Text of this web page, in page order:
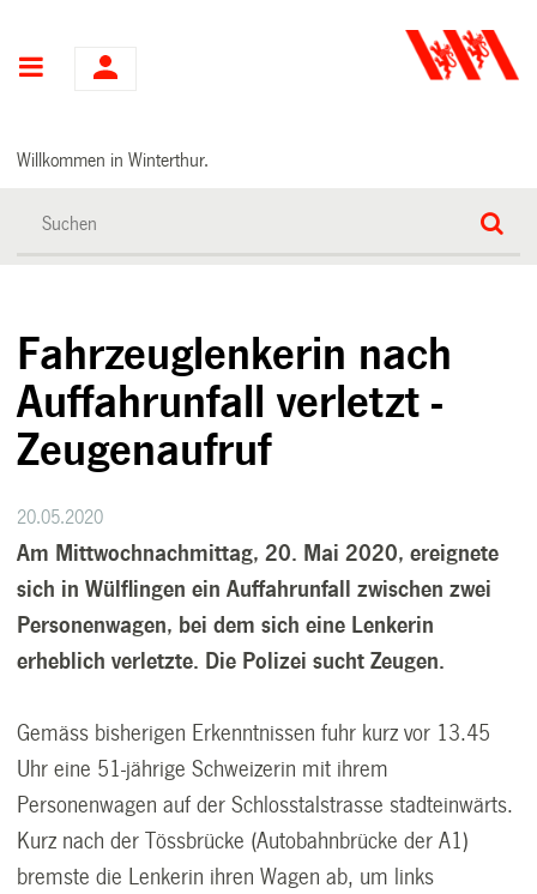
Hauptnavigation
Willkommen in Winterthur.
Fahrzeuglenkerin nach
Auffahrunfall verletzt -
Zeugenaufruf
20.05.2020
Am Mittwochnachmittag, 20. Mai 2020, ereignete
sich in Wülflingen ein Auffahrunfall zwischen zwei
Personenwagen, bei dem sich eine Lenkerin
erheblich verletzte. Die Polizei sucht Zeugen.
Gemäss bisherigen Erkenntnissen fuhr kurz vor 13.45
Uhr eine 51-jährige Schweizerin mit ihrem
Personenwagen auf der Schlosstalstrasse stadteinwärts.
Kurz nach der Tössbrücke (Autobahnbrücke der A1)
bremste die Lenkerin ihren Wagen ab, um links